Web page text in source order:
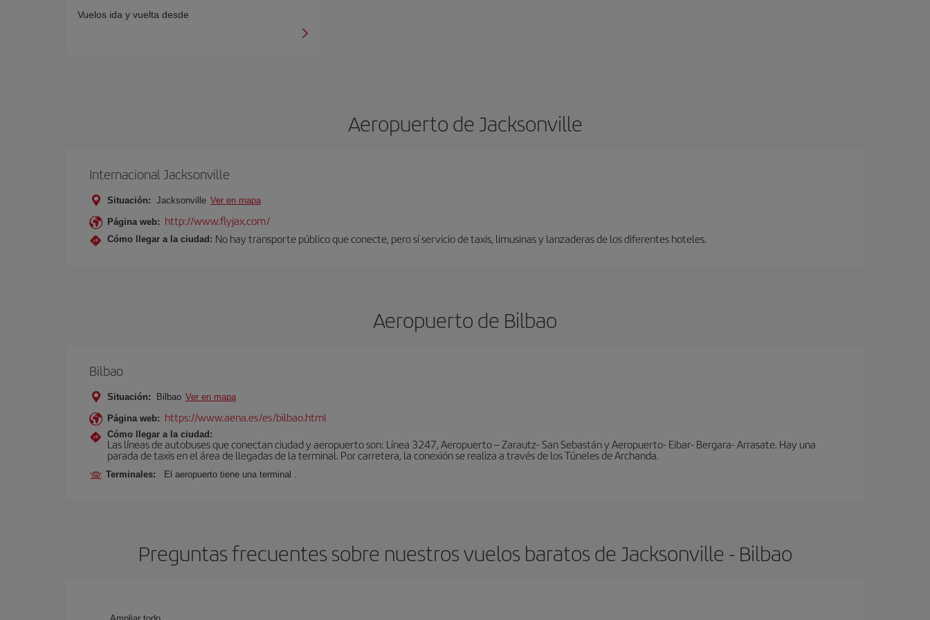
Vuelos ida y vuelta desde
Aeropuerto de Jacksonville
Internacional Jacksonville
Situación: Jacksonville Ver en mapa
Página web: http://www.flyjax.com/
Cómo llegar a la ciudad: No hay transporte público que conecte, pero sí servicio de taxis, limusinas y lanzaderas de los diferentes hoteles.
Aeropuerto de Bilbao
Bilbao
Situación: Bilbao Ver en mapa
Página web: https://www.aena.es/es/bilbao.html
Cómo llegar a la ciudad:
Las líneas de autobuses que conectan ciudad y aeropuerto son: Línea 3247, Aeropuerto – Zarautz- San Sebastán y Aeropuerto- Eibar- Bergara- Arrasate. Hay una
parada de taxis en el área de llegadas de la terminal. Por carretera, la conexión se realiza a través de los Túneles de Archanda.
Terminales: El aeropuerto tiene una terminal .
Preguntas frecuentes sobre nuestros vuelos baratos de Jacksonville - Bilbao